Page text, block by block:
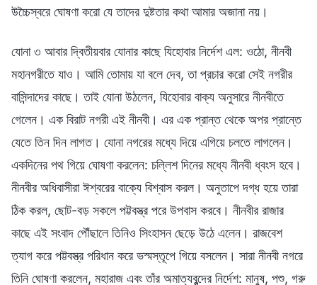
উচ্চৈস্বরে ঘোষণা করো যে তাদের দুষ্টতার কথা আমার অজানা নয়।
যোনা ৩ আবার দ্বিতীয়বার যোনার কাছে যিহোবার নির্দেশ এল: ওঠো, নীনবী
মহানগরীতে যাও। আমি তোমায় যা বলে দেব, তা প্রচার করো সেই নগরীর
বাসিন্দাদের কাছে। তাই যোনা উঠলেন, যিহোবার বাক্য অনুসারে নীনবীতে
গেলেন। এক বিরাট নগরী এই নীনবী। এর এক প্রান্ত থেকে অপর প্রান্তে
যেতে তিন দিন লাগত। যোনা নগরের মধ্যে দিয়ে এগিয়ে চলতে লাগলেন।
একদিনের পথ গিয়ে ঘোষণা করলেন: চল্লিশ দিনের মধ্যে নীনবী ধ্বংস হবে।
নীনবীর অধিবাসীরা ঈশ্বরের বাক্যে বিশ্বাস করল। অনুতাপে দগ্ধ হয়ে তারা
ঠিক করল, ছোট-বড় সকলে পট্টবস্ত্র পরে উপবাস করবে। নীনবীর রাজার
কাছে এই সংবাদ পৌঁছালে তিনিও সিংহাসন ছেড়ে উঠে এলেন। রাজবেশ
ত্যাগ করে পট্টবস্ত্র পরিধান করে ভস্মস্তূপে গিয়ে বসলেন। সারা নীনবী নগরে
তিনি ঘোষণা করলেন, মহারাজ এবং তাঁর অমাত্যবৃন্দের নির্দেশ: মানুষ, পশু, গরু